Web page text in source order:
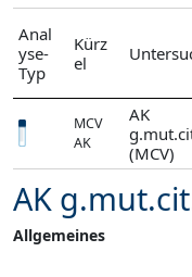
Anal
yse-
Typ
Kürz
el
MCV
AK
AK
(MCV)
AK
Allgemeines